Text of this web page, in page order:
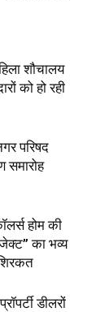
शौचालय
को हो रही
परिषद
समारोह
होम की
का भव्य
डीलरों